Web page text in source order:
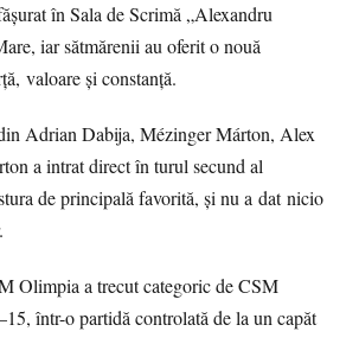
în Sala de Scrimă „Alexandru
iar sătmărenii au oferit o nouă
valoare și constanță.
Adrian Dabija, Mézinger Márton, Alex
a intrat direct în turul secund al
de principală favorită, și nu a dat nicio
Olimpia a trecut categoric de CSM
într-o partidă controlată de la un capăt